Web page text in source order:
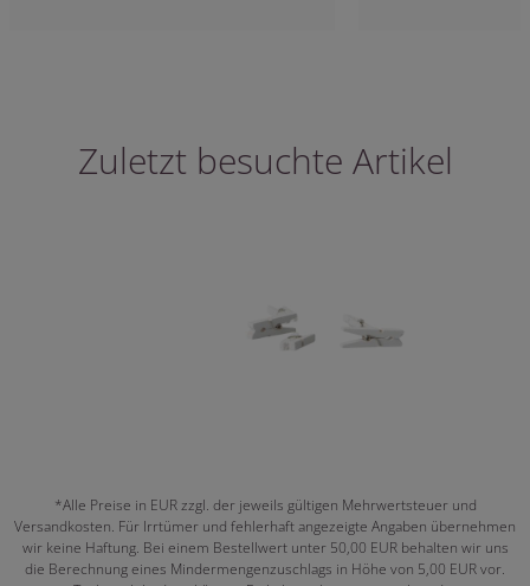
Zuletzt besuchte Artikel
*Alle Preise in EUR zzgl. der jeweils gültigen Mehrwertsteuer und
Versandkosten. Für Irrtümer und fehlerhaft angezeigte Angaben übernehmen
wir keine Haftung. Bei einem Bestellwert unter 50,00 EUR behalten wir uns
die Berechnung eines Mindermengenzuschlags in Höhe von 5,00 EUR vor.